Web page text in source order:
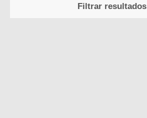
Filtrar resultados